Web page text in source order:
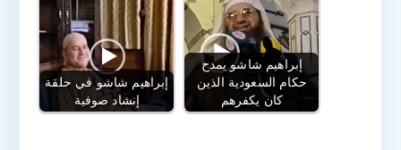
إبراهيم شاشو في حلقة
إنشاد صوفية
إبراهيم شاشو يمدح
حكام السعودية الذين
كان يكفرهم